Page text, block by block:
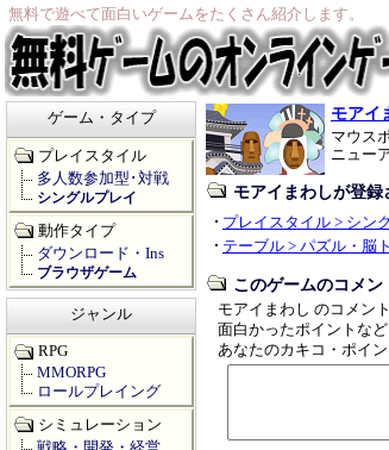
無料で遊べて面白いゲームをたくさん紹介します。
モアイ
マウス
ニュー
モアイまわしが登
プレイスタイル > シン
テーブル > パズル・脳
このゲームのコメン
モアイまわし のコメン
面白かったポイントな
あなたのカキコ・ポイ
ゲーム・タイプ
プレイスタイル
多人数参加型･対戦
シングルプレイ
動作タイプ
ダウンロード・Ins
ブラウザゲーム
ジャンル
RPG
MMORPG
ロールプレイング
シミュレーション